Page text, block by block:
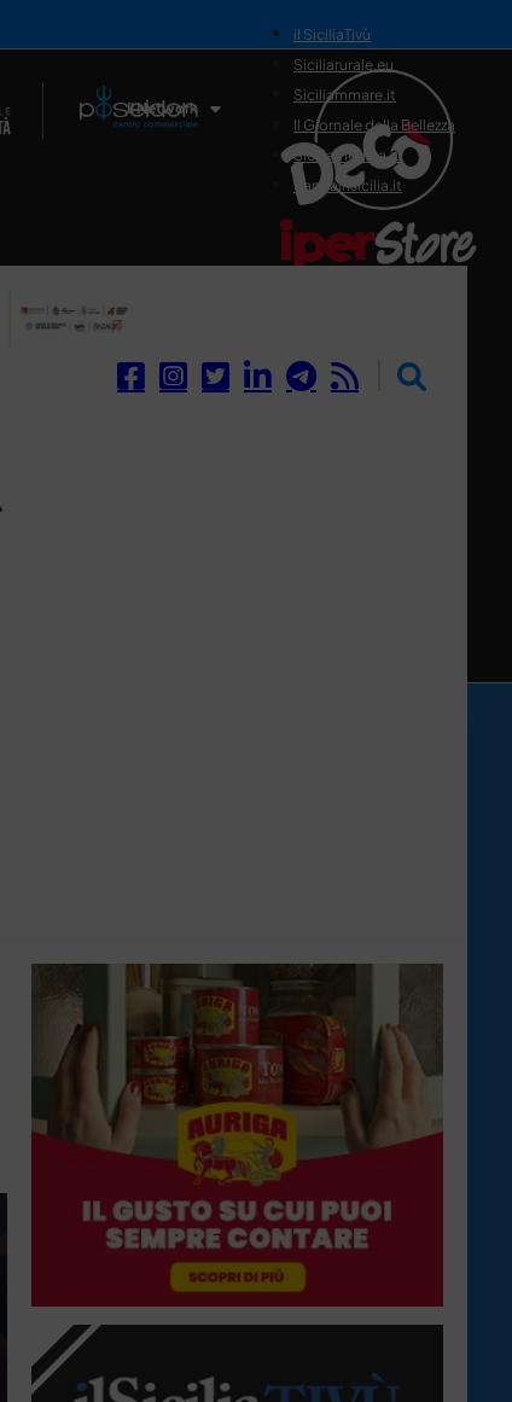
Il Network
il SiciliaTivù
Siciliarurale.eu
Siciliammare.it
Il Giornale della Bellezza
Siciliamedica.it
Sanitainsicilia.it